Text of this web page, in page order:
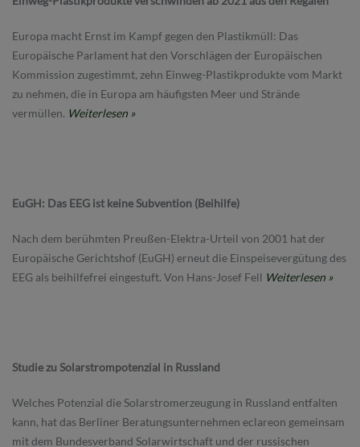
Europa macht Ernst im Kampf gegen den Plastikmüll: Das
Europäische Parlament hat den Vorschlägen der Europäischen
Kommission zugestimmt, zehn Einweg-Plastikprodukte vom Markt
zu nehmen, die in Europa am häufigsten Meer und Strände
vermüllen. Weiterlesen »
EuGH: Das EEG ist keine Subvention (Beihilfe)
Nach dem berühmten Preußen-Elektra-Urteil von 2001 hat der
Europäische Gerichtshof (EuGH) erneut die Einspeisevergütung des
EEG als beihilfefrei eingestuft. Von Hans-Josef Fell Weiterlesen »
Studie zu Solarstrompotenzial in Russland
Welches Potenzial die Solarstromerzeugung in Russland entfalten
kann, hat das Berliner Beratungsunternehmen eclareon gemeinsam
mit dem Bundesverband Solarwirtschaft und der russischen